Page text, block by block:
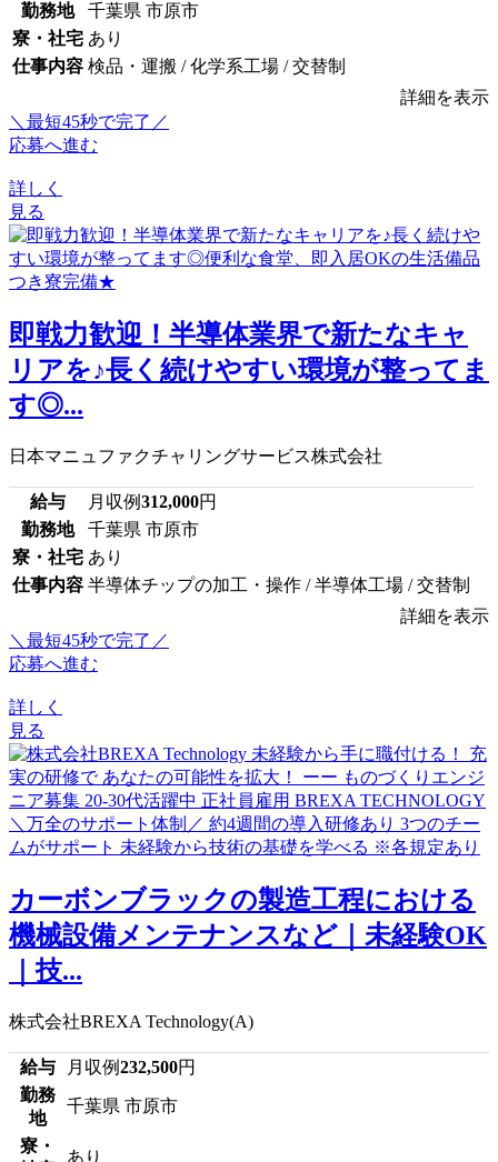
勤務地
千葉県 市原市
寮・社宅 あり
仕事内容 検品・運搬 / 化学系工場 / 交替制
詳細を表示
＼最短45秒で完了／
応募へ進む
詳しく
見る
即戦力歓迎！半導体業界で新たなキャ
リアを♪長く続けやすい環境が整ってま
す◎...
日本マニュファクチャリングサービス株式会社
給与 月収例312,000円
勤務地
千葉県 市原市
寮・社宅 あり
仕事内容 半導体チップの加工・操作 / 半導体工場 / 交替制
詳細を表示
＼最短45秒で完了／
応募へ進む
詳しく
見る
カーボンブラックの製造工程における
機械設備メンテナンスなど｜未経験OK
｜技...
株式会社BREXA Technology(A)
給与 月収例232,500円
勤務
地
千葉県 市原市
寮・
あり